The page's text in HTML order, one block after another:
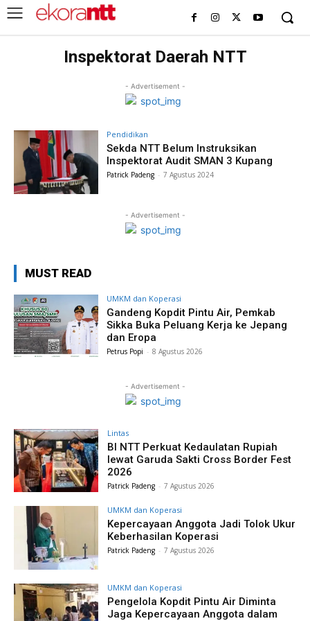
Inspektorat Daerah NTT
- Advertisement -
Pendidikan
Sekda NTT Belum Instruksikan
Inspektorat Audit SMAN 3 Kupang
Patrick Padeng - 7 Agustus 2024
- Advertisement -
MUST READ
UMKM dan Koperasi
Gandeng Kopdit Pintu Air, Pemkab
Sikka Buka Peluang Kerja ke Jepang
dan Eropa
Petrus Popi - 8 Agustus 2026
- Advertisement -
Lintas
BI NTT Perkuat Kedaulatan Rupiah
lewat Garuda Sakti Cross Border Fest
2026
Patrick Padeng - 7 Agustus 2026
UMKM dan Koperasi
Kepercayaan Anggota Jadi Tolok Ukur
Keberhasilan Koperasi
Patrick Padeng - 7 Agustus 2026
UMKM dan Koperasi
Pengelola Kopdit Pintu Air Diminta
Jaga Kepercayaan Anggota dalam